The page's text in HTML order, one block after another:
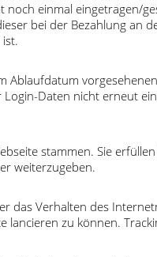
einmal eingetragen/
bei der Bezahlung an
Daten nicht erneut
stammen. Sie
weiterzugeben.
das Verhalten des
zu können.